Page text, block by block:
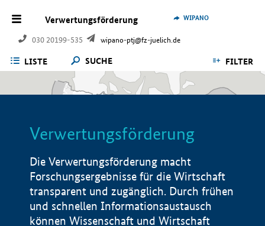
Verwertungsförderung
030 20199-535 wipano-ptj@fz-juelich.de
WIPANO
LISTE SUCHE FILTER
Verwertungsförderung
Die Verwertungsförderung macht
Forschungsergebnisse für die Wirtschaft
transparent und zugänglich. Durch frühen
und schnellen Informationsaustausch
können Wissenschaft und Wirtschaft